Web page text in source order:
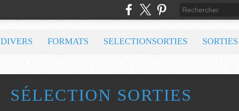
SÉLECTION SORTIES
DIVERS FORMATS SELECTIONSORTIES SORTIES